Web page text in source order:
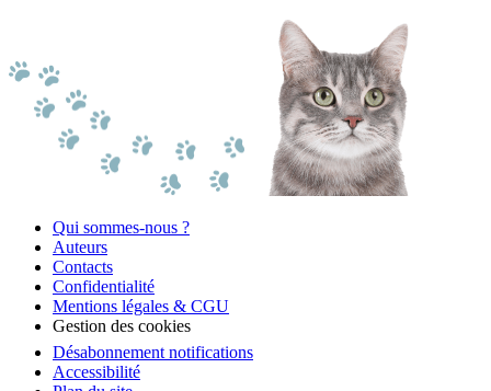
Qui sommes-nous ?
Auteurs
Contacts
Confidentialité
Mentions légales & CGU
Gestion des cookies
Désabonnement notifications
Accessibilité